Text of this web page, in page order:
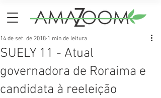
SUELY 11 - Atual
governadora de Roraima e
candidata à reeleição
14 de set. de 2018 1 min de leitura